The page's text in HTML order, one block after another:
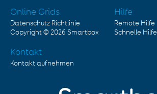
Online Grids
Datenschutz Richtlinie
Copyright © 2026 Smartbox
Hilfe
Remote Hilfe
Schnelle Hilfe
Kontakt
Kontakt aufnehmen